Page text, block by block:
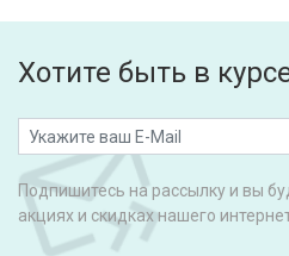
Хотите быть в
Подпишитесь на рассылку и вы
акциях и скидках нашего